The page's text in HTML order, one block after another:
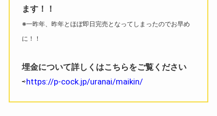
ます！！
※一昨年、昨年とほぼ即日完売となってしまったのでお早め
に！！
埋金について詳しくはこちらをご覧ください
⇨https://p-cock.jp/uranai/maikin/